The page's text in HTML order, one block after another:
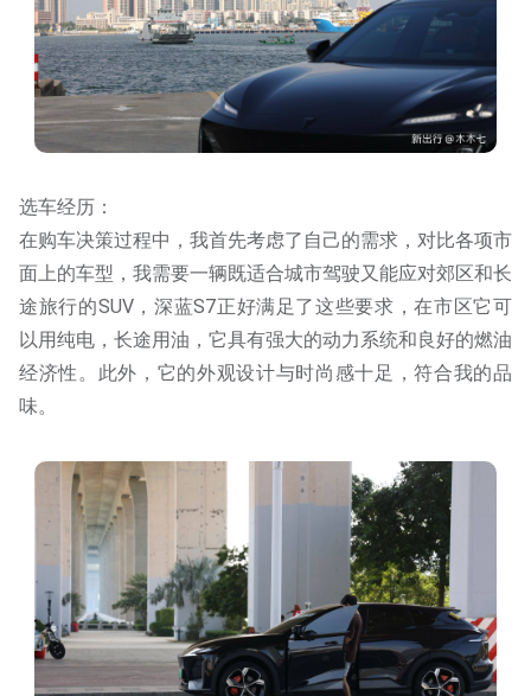
选车经历：
在购车决策过程中，我首先考虑了自己的需求，对比各项市
面上的车型，我需要一辆既适合城市驾驶又能应对郊区和长
途旅行的SUV，深蓝S7正好满足了这些要求，在市区它可
以用纯电，长途用油，它具有强大的动力系统和良好的燃油
经济性。此外，它的外观设计与时尚感十足，符合我的品
味。